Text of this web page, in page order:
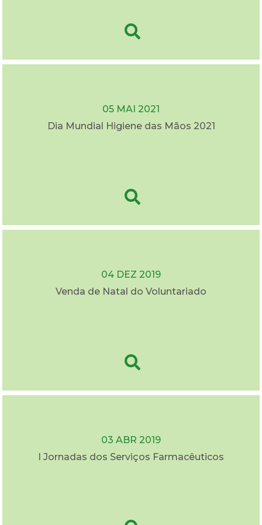
05 MAI 2021
Dia Mundial Higiene das Mãos 2021
04 DEZ 2019
Venda de Natal do Voluntariado
03 ABR 2019
I Jornadas dos Serviços Farmacêuticos